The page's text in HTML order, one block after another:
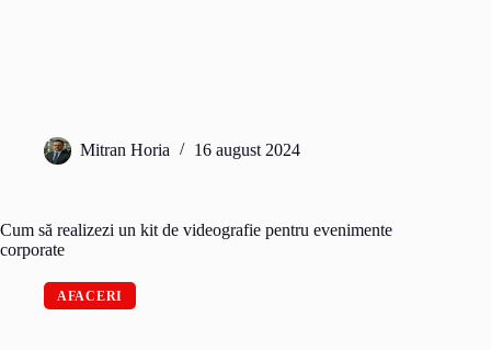
Mitran Horia 16 august 2024
Cum să realizezi un kit de videografie pentru evenimente
corporate
AFACERI